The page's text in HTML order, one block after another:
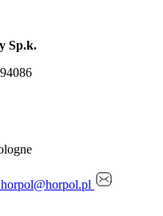
Sp.k.
horpol@horpol.pl